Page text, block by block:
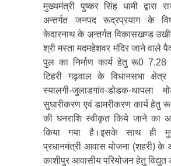
मुख्यमंत्री पुष्कर सिंह धामी द्वारा
अन्तर्गत जनपद रूद्रप्रयाग के
केदारनाथ के अन्तर्गत विकासखण्ड
श्री मस्ता मदमहेशवर मंदिर जाने वाले
पुल का निर्माण कार्य हेतु रू0
टिहरी गढ़वाल के विधानसभा क्षेत्र
स्यालगी-जुलाडगांव-डोडक-थापला
सुधारीकरण एवं डामरीकरण कार्य हेतु
की धनराशि स्वीकृत किये जाने का
किया गया है।इसके साथ ही
प्रधानमंत्री आवास योजना (शहरी) के
काशीपुर आवासीय परियोजन हेतु विद्युत